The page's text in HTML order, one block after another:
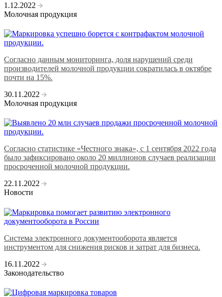
1.12.2022
Молочная продукция
Согласно данным мониторинга, доля нарушений среди
производителей молочной продукции сократилась в октябре
почти на 15%.
30.11.2022
Молочная продукция
Согласно статистике «Честного знака», с 1 сентября 2022 года
было зафиксировано около 20 миллионов случаев реализации
просроченной молочной продукции.
22.11.2022
Новости
Система электронного документооборота является
инструментом для снижения рисков и затрат для бизнеса.
16.11.2022
Законодательство